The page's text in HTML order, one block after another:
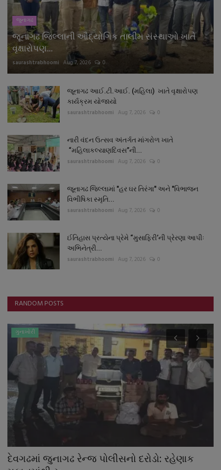
જુનાગઢ
જૂનાગઢ જિલ્લાની ઔદ્યોગિક તાલીમ સંસ્થાઓ ખાતે
વૃક્ષારોપણ...
saurashtrabhoomi Aug 7, 2026 0
જૂનાગઢ આઈ.ટી.આઈ. (મહિલા) ખાતે વૃક્ષારોપણ
કાર્યક્રમ યોજાયો
saurashtrabhoomi Aug 7, 2026 0
નારી વંદન ઉત્સવ અંતર્ગત માંગરોળ ખાતે
“મહિલાકલ્યાણદિવસ”ની...
saurashtrabhoomi Aug 7, 2026 0
જૂનાગઢ જિલ્લામાં "હર ઘર તિરંગા" અને "વિભાજન
વિભીષિકા સ્મૃતિ...
saurashtrabhoomi Aug 7, 2026 0
ઈતિહાસ પ્રત્યેના પ્રેમે “મુસાફિરી’ની પ્રેરણા આપીઃ
અભિનેત્રી...
saurashtrabhoomi Aug 7, 2026 0
RANDOM POSTS
ગુનાખોરી
રાવલ નજીક ૧૪ ટન બેલા સાથે ટ્રક ઝડપાયો